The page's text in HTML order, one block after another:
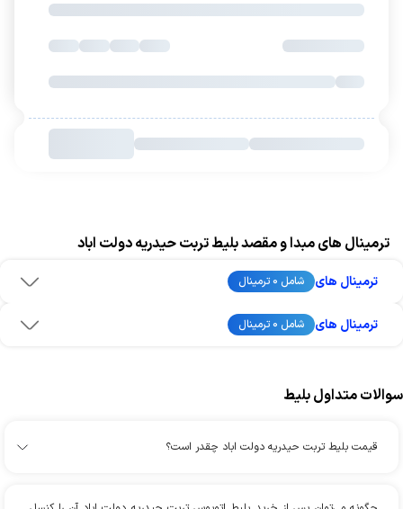
ترمینال های مبدا و مقصد بلیط تربت حیدریه دولت اباد
ترمینال های شامل 0 ترمینال
ترمینال های شامل 0 ترمینال
سوالات متداول بلیط
قیمت بلیط تربت حیدریه دولت اباد چقدر است؟